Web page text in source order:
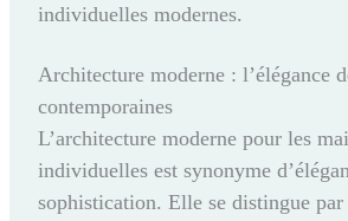
individuelles modernes.
Architecture moderne : l’élégance
contemporaines
L’architecture moderne pour les
individuelles est synonyme
sophistication. Elle se distingue par